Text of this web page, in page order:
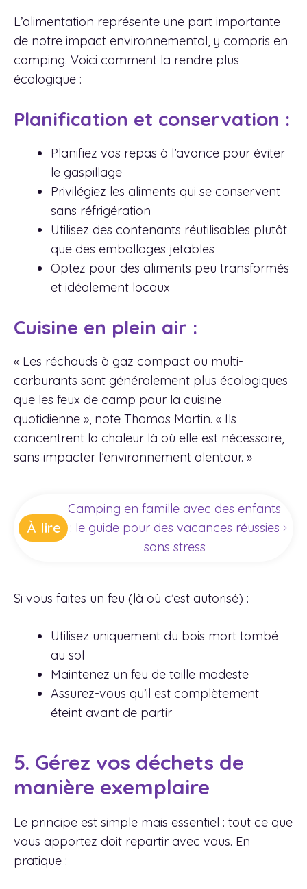
L’alimentation représente une part importante
de notre impact environnemental, y compris en
camping. Voici comment la rendre plus
écologique :
Planification et conservation :
Planifiez vos repas à l’avance pour éviter
le gaspillage
Privilégiez les aliments qui se conservent
sans réfrigération
Utilisez des contenants réutilisables plutôt
que des emballages jetables
Optez pour des aliments peu transformés
et idéalement locaux
Cuisine en plein air :
« Les réchauds à gaz compact ou multi-
carburants sont généralement plus écologiques
que les feux de camp pour la cuisine
quotidienne », note Thomas Martin. « Ils
concentrent la chaleur là où elle est nécessaire,
sans impacter l’environnement alentour. »
À lire
Camping en famille avec des enfants
: le guide pour des vacances réussies
sans stress
Si vous faites un feu (là où c’est autorisé) :
Utilisez uniquement du bois mort tombé
au sol
Maintenez un feu de taille modeste
Assurez-vous qu’il est complètement
éteint avant de partir
5. Gérez vos déchets de
manière exemplaire
Le principe est simple mais essentiel : tout ce que
vous apportez doit repartir avec vous. En
pratique :